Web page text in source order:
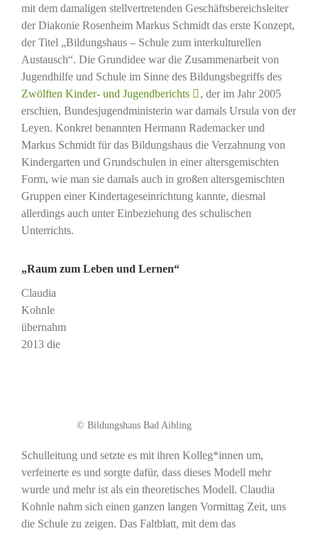
mit dem damaligen stellvertretenden Geschäftsbereichsleiter
der Diakonie Rosenheim Markus Schmidt das erste Konzept,
der Titel „Bildungshaus – Schule zum interkulturellen
Austausch“. Die Grundidee war die Zusammenarbeit von
Jugendhilfe und Schule im Sinne des Bildungsbegriffs des
Zwölften Kinder- und Jugendberichts
, der im Jahr 2005
erschien, Bundesjugendministerin war damals Ursula von der
Leyen. Konkret benannten Hermann Rademacker und
Markus Schmidt für das Bildungshaus die Verzahnung von
Kindergarten und Grundschulen in einer altersgemischten
Form, wie man sie damals auch in großen altersgemischten
Gruppen einer Kindertageseinrichtung kannte, diesmal
allerdings auch unter Einbeziehung des schulischen
Unterrichts.
„Raum zum Leben und Lernen“
© Bildungshaus Bad Aibling
Claudia
Kohnle
übernahm
2013 die
Schulleitung und setzte es mit ihren Kolleg*innen um,
verfeinerte es und sorgte dafür, dass dieses Modell mehr
wurde und mehr ist als ein theoretisches Modell. Claudia
Kohnle nahm sich einen ganzen langen Vormittag Zeit, uns
die Schule zu zeigen. Das Faltblatt, mit dem das